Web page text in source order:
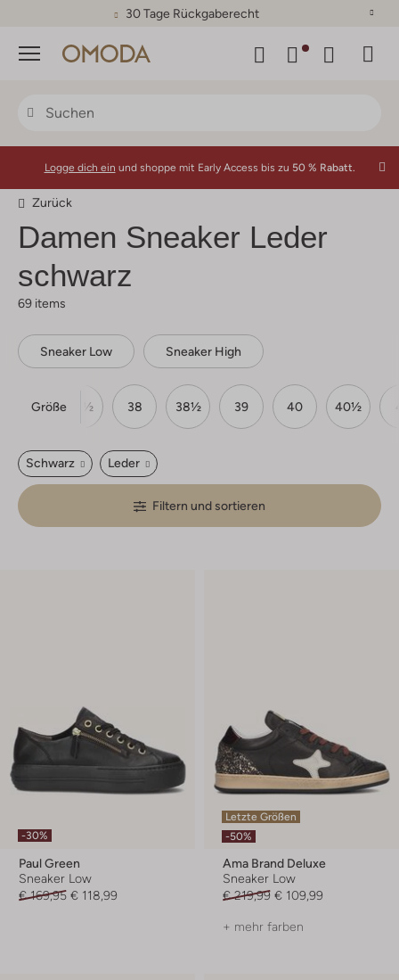
30 Tage Rückgaberecht
Menü
Logge dich ein und shoppe mit Early Access bis zu 50 % Rabatt.
Zurück
Damen Sneaker Leder
schwarz
69 items
Sneaker Low Sneaker High
Größe
37 37½ 38 38½ 39 40 40½
Schwarz Leder
Filtern und sortieren
-30%
Paul Green
Sneaker Low
€ 169,95 € 118,99
Letzte Größen
-50%
Ama Brand Deluxe
Sneaker Low
€ 219,99 € 109,99
+ mehr farben